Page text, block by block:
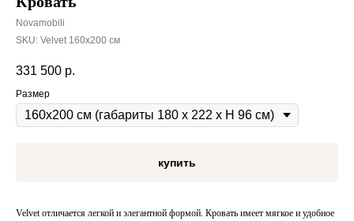
Novamobili
SKU: Velvet 160х200 см
331 500 р.
Размер
купить
Velvet отличается легкой и элегантной формой. Кровать имеет мягкое и удобное